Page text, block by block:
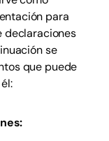
para
declaraciones
se
que puede